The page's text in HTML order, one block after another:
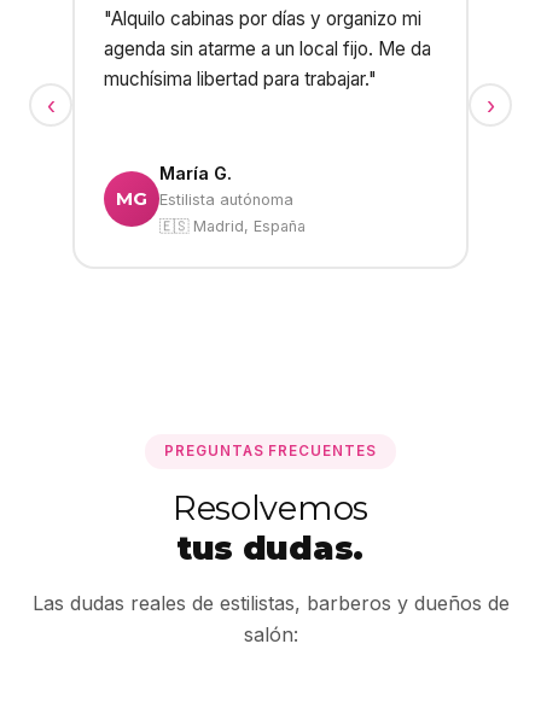
‹
"Alquilo cabinas por días y organizo mi
agenda sin atarme a un local fijo. Me da
muchísima libertad para trabajar."
MG
María G.
Estilista autónoma
🇪🇸 Madrid, España
›
PREGUNTAS FRECUENTES
Resolvemos
tus dudas.
Las dudas reales de estilistas, barberos y dueños de
salón: